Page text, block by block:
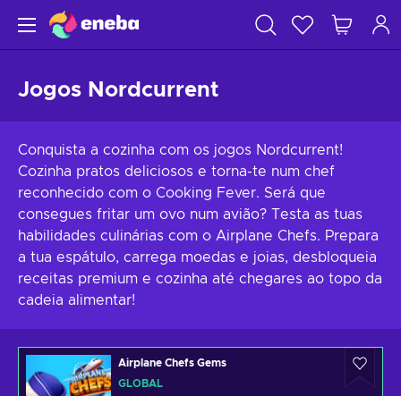
Jogos Nordcurrent
Conquista a cozinha com os jogos Nordcurrent!
Cozinha pratos deliciosos e torna-te num chef
reconhecido com o Cooking Fever. Será que
consegues fritar um ovo num avião? Testa as tuas
habilidades culinárias com o Airplane Chefs. Prepara
a tua espátulo, carrega moedas e joias, desbloqueia
receitas premium e cozinha até chegares ao topo da
cadeia alimentar!
Airplane Chefs Gems
GLOBAL